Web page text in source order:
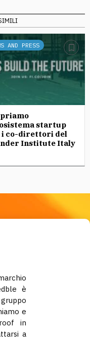
AND PRESS
startup
i co-direttori del
Institute Italy
è
e
in
a